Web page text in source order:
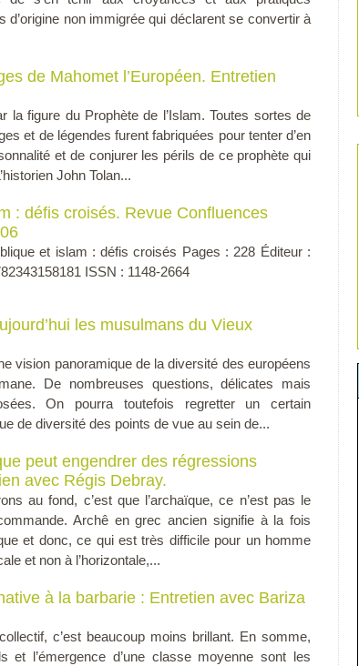
d’origine non immigrée qui déclarent se convertir à
de Mahomet l’Européen. Entretien
la figure du Prophète de l’Islam. Toutes sortes de
et de légendes furent fabriquées pour tenter d’en
et de conjurer les périls de ce prophète qui
John Tolan...
: défis croisés. Revue Confluences
et islam : défis croisés Pages : 228 Éditeur :
ISSN : 1148-2664
les musulmans du Vieux
vision panoramique de la diversité des européens
De nombreuses questions, délicates mais
On pourra toutefois regretter un certain
de diversité des points de vue au sein de...
peut engendrer des régressions
avec Régis Debray.
au fond, c’est que l’archaïque, ce n’est pas le
Archê en grec ancien signifie à la fois
et donc, ce qui est très difficile pour un homme
et non à l’horizontale,...
à la barbarie : Entretien avec Bariza
c’est beaucoup moins brillant. En somme,
et l’émergence d’une classe moyenne sont les